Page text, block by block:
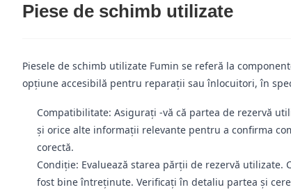
Piese de schimb utilizate
Piesele de schimb utilizate Fumin se referă la
opțiune accesibilă pentru reparații sau înlocuitori, în
Compatibilitate: Asigurați -vă că partea de rezervă
și orice alte informații relevante pentru a confirma
corectă.
Condiție: Evaluează starea părții de rezervă
fost bine întreținute. Verificați în detaliu partea și